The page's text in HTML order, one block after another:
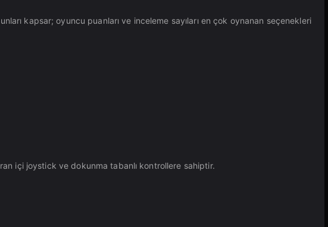
kapsar; oyuncu puanları ve inceleme sayıları en çok oynanan seçenekleri
içi joystick ve dokunma tabanlı kontrollere sahiptir.